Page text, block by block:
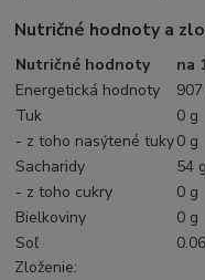
Nutričné hodnoty a
Nutričné hodnoty na
Energetická hodnoty
Tuk
0 g
- z toho nasýtené tuky0 g
Sacharidy
54 g
- z toho cukry
0 g
Bielkoviny
0 g
Soľ
Zloženie: